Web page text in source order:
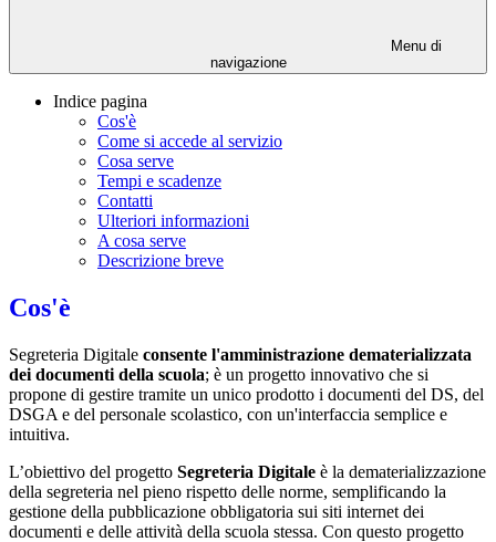
Menu di
navigazione
Indice pagina
Cos'è
Come si accede al servizio
Cosa serve
Tempi e scadenze
Contatti
Ulteriori informazioni
A cosa serve
Descrizione breve
Cos'è
Segreteria Digitale consente l'amministrazione dematerializzata
dei documenti della scuola; è un progetto innovativo che si
propone di gestire tramite un unico prodotto i documenti del DS, del
DSGA e del personale scolastico, con un'interfaccia semplice e
intuitiva.
L’obiettivo del progetto Segreteria Digitale è la dematerializzazione
della segreteria nel pieno rispetto delle norme, semplificando la
gestione della pubblicazione obbligatoria sui siti internet dei
documenti e delle attività della scuola stessa. Con questo progetto